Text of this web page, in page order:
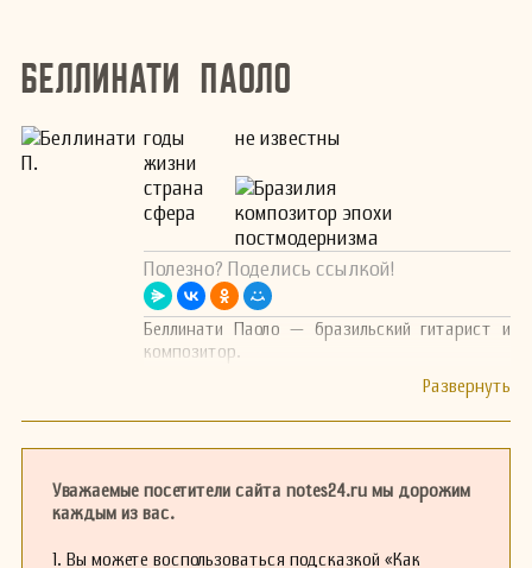
Беллинати Паоло
годы
жизни
не известны
страна
Бразилия
сфера
композитор эпохи
постмодернизма
Полезно? Поделись ссылкой!
Беллинати Паоло — бразильский гитарист и
композитор.
Уважаемые посетители сайта notes24.ru мы дорожим
каждым из вас.
1. Вы можете воспользоваться подсказкой «Как